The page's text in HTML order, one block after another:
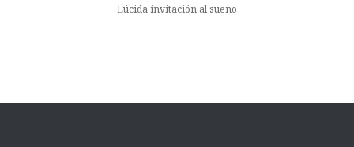
Lúcida invitación al sueño